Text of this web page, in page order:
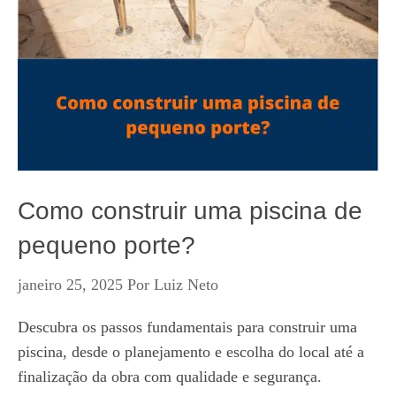
Como construir uma piscina de
pequeno porte?
janeiro 25, 2025 Por Luiz Neto
Descubra os passos fundamentais para construir uma
piscina, desde o planejamento e escolha do local até a
finalização da obra com qualidade e segurança.